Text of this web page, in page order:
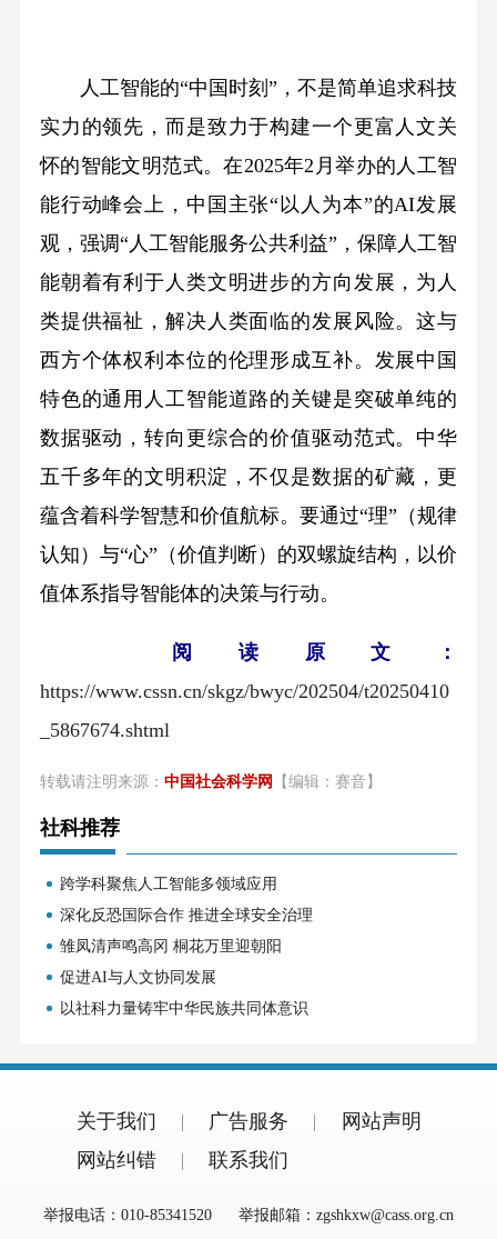
人工智能的“中国时刻”，不是简单追求科技
实力的领先，而是致力于构建一个更富人文关
怀的智能文明范式。在2025年2月举办的人工智
能行动峰会上，中国主张“以人为本”的AI发展
观，强调“人工智能服务公共利益”，保障人工智
能朝着有利于人类文明进步的方向发展，为人
类提供福祉，解决人类面临的发展风险。这与
西方个体权利本位的伦理形成互补。发展中国
特色的通用人工智能道路的关键是突破单纯的
数据驱动，转向更综合的价值驱动范式。中华
五千多年的文明积淀，不仅是数据的矿藏，更
蕴含着科学智慧和价值航标。要通过“理”（规律
认知）与“心”（价值判断）的双螺旋结构，以价
值体系指导智能体的决策与行动。
阅读原文：
https://www.cssn.cn/skgz/bwyc/202504/t20250410
_5867674.shtml
转载请注明来源： 中国社会科学网 【编辑：赛音】
社科推荐
跨学科聚焦人工智能多领域应用
深化反恐国际合作 推进全球安全治理
雏凤清声鸣高冈 桐花万里迎朝阳
促进AI与人文协同发展
以社科力量铸牢中华民族共同体意识
关于我们 广告服务
网站声明
网站纠错
联系我们
举报电话：010-85341520 举报邮箱：zgshkxw@cass.org.cn